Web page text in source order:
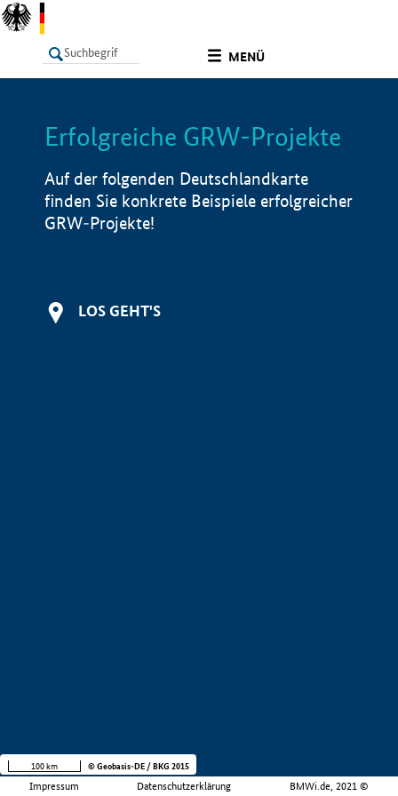
MENÜ
LISTE Info
Erfolgreiche GRW-Projekte
Auf der folgenden Deutschlandkarte
finden Sie konkrete Beispiele erfolgreicher
GRW-Projekte!
LOS GEHT'S
Impressum Datenschutzerklärung BMWi.de, 2021 ©
100 km © Geobasis-DE / BKG 2015